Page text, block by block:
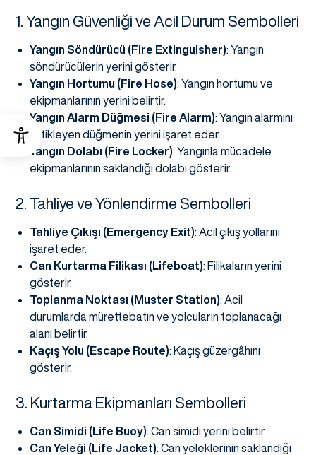
1. Yangın Güvenliği ve Acil Durum Sembolleri
Yangın Söndürücü (Fire Extinguisher): Yangın
söndürücülerin yerini gösterir.
Yangın Hortumu (Fire Hose): Yangın hortumu ve
ekipmanlarının yerini belirtir.
Yangın Alarm Düğmesi (Fire Alarm): Yangın alarmını
tetikleyen düğmenin yerini işaret eder.
Yangın Dolabı (Fire Locker): Yangınla mücadele
ekipmanlarının saklandığı dolabı gösterir.
2. Tahliye ve Yönlendirme Sembolleri
Tahliye Çıkışı (Emergency Exit): Acil çıkış yollarını
işaret eder.
Can Kurtarma Filikası (Lifeboat): Filikaların yerini
gösterir.
Toplanma Noktası (Muster Station): Acil
durumlarda mürettebatın ve yolcuların toplanacağı
alanı belirtir.
Kaçış Yolu (Escape Route): Kaçış güzergâhını
gösterir.
3. Kurtarma Ekipmanları Sembolleri
Can Simidi (Life Buoy): Can simidi yerini belirtir.
Can Yeleği (Life Jacket): Can yeleklerinin saklandığı